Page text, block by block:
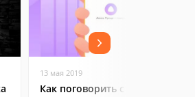
13 мая 2019
Как поговорить с Яндекс